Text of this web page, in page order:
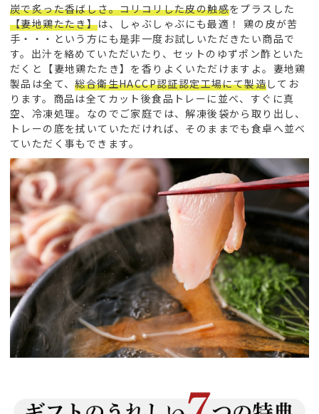
炭で炙った香ばしさ。コリコリした皮の触感をプラスした
【妻地鶏たたき】は、しゃぶしゃぶにも最適！ 鶏の皮が苦
手・・・という方にも是非一度お試しいただきたい商品で
す。出汁を絡めていただいたり、セットのゆずポン酢といた
だくと【妻地鶏たたき】を香りよくいただけますよ。妻地鶏
製品は全て、総合衛生HACCP認証認定工場にて製造してお
ります。商品は全てカット後食品トレーに並べ、すぐに真
空、冷凍処理。なのでご家庭では、解凍後袋から取り出し、
トレーの底を拭いていただければ、そのままでも食卓へ並べ
ていただく事もできます。